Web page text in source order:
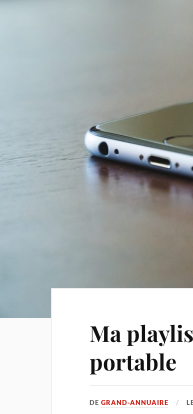
Ma
portable
DEGRAND-ANNUAIRE